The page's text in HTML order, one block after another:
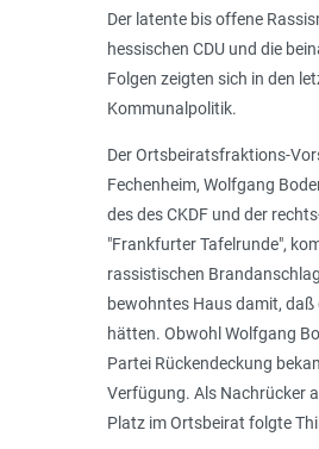
Der latente bis offene
hessischen CDU und die
Folgen zeigten sich in den
Kommunalpolitik.
Der Ortsbeiratsfraktions-
Fechenheim, Wolfgang
des des CKDF und der
"Frankfurter Tafelrunde",
rassistischen
bewohntes Haus damit,
hätten. Obwohl Wolfgang
Partei Rückendeckung
Verfügung. Als Nachrücker
Platz im Ortsbeirat folgte